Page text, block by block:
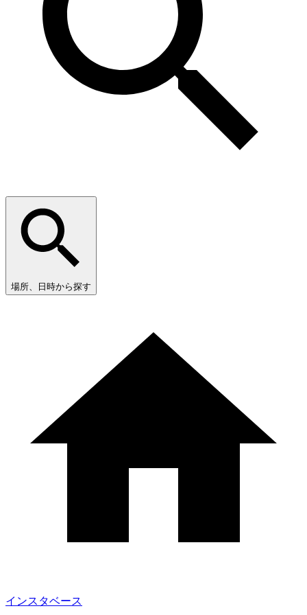
場所、日時から探す
インスタベース